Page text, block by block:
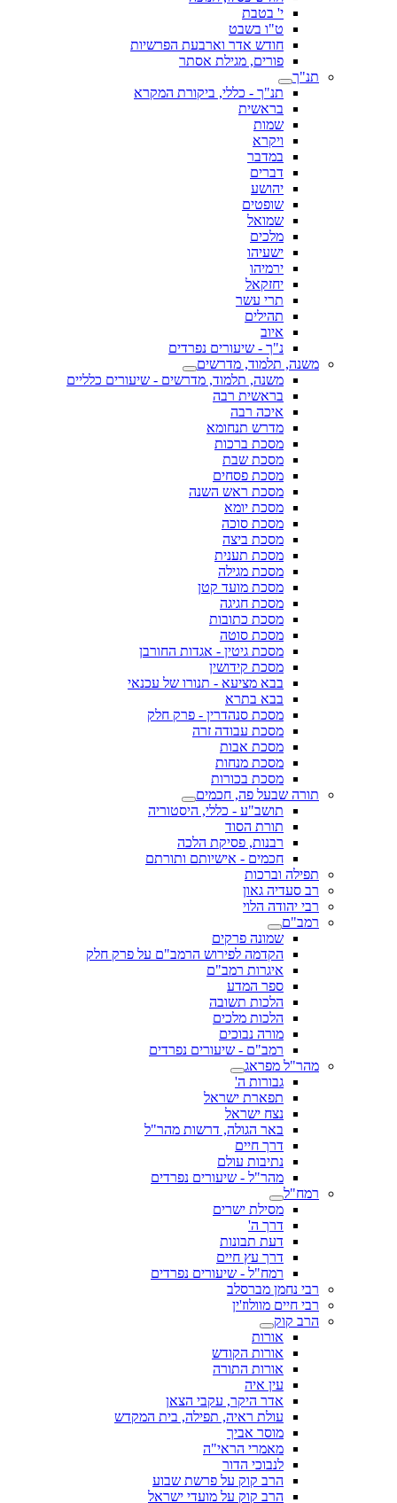
י' בטבת
ט"ו בשבט
חודש אדר וארבעת הפרשיות
פורים, מגילת אסתר
תנ"ך
תנ"ך - כללי, ביקורת המקרא
בראשית
שמות
ויקרא
במדבר
דברים
יהושע
שופטים
שמואל
מלכים
ישעיהו
ירמיהו
יחזקאל
תרי עשר
תהילים
איוב
נ"ך - שיעורים נפרדים
משנה, תלמוד, מדרשים
משנה, תלמוד, מדרשים - שיעורים כלליים
בראשית רבה
איכה רבה
מדרש תנחומא
מסכת ברכות
מסכת שבת
מסכת פסחים
מסכת ראש השנה
מסכת יומא
מסכת סוכה
מסכת ביצה
מסכת תענית
מסכת מגילה
מסכת מועד קטן
מסכת חגיגה
מסכת כתובות
מסכת סוטה
מסכת גיטין - אגדות החורבן
מסכת קידושין
בבא מציעא - תנורו של עכנאי
בבא בתרא
מסכת סנהדרין - פרק חלק
מסכת עבודה זרה
מסכת אבות
מסכת מנחות
מסכת בכורות
תורה שבעל פה, חכמים
תושב"ע - כללי, היסטוריה
תורת הסוד
רבנות, פסיקת הלכה
חכמים - אישיותם ותורתם
תפילה וברכות
רב סעדיה גאון
רבי יהודה הלוי
רמב"ם
שמונה פרקים
הקדמה לפירוש הרמב"ם על פרק חלק
איגרות רמב"ם
ספר המדע
הלכות תשובה
הלכות מלכים
מורה נבוכים
רמב"ם - שיעורים נפרדים
מהר"ל מפראג
גבורות ה'
תפארת ישראל
נצח ישראל
באר הגולה, דרשות מהר"ל
דרך חיים
נתיבות עולם
מהר"ל - שיעורים נפרדים
רמח"ל
מסילת ישרים
דרך ה'
דעת תבונות
דרך עץ חיים
רמח"ל - שיעורים נפרדים
רבי נחמן מברסלב
רבי חיים מוולוז'ין
הרב קוק
אורות
אורות הקודש
אורות התורה
עין איה
אדר היקר, עקבי הצאן
עולת ראיה, תפילה, בית המקדש
מוסר אביך
מאמרי הראי"ה
לנבוכי הדור
הרב קוק על פרשת שבוע
הרב קוק על מועדי ישראל